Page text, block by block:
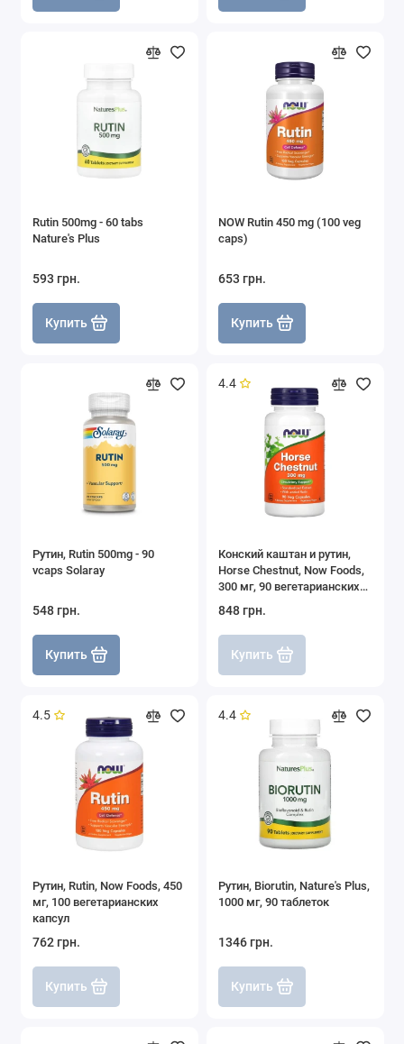
Rutin 500mg - 60 tabs
Nature's Plus
593 грн.
Купить
NOW Rutin 450 mg (100 veg
caps)
653 грн.
Купить
Рутин, Rutin 500mg - 90
vcaps Solaray
548 грн.
Купить
4.4
Конский каштан и рутин,
Horse Chestnut, Now Foods,
300 мг, 90 вегетарианских
848 грн.
Купить
4.5
Рутин, Rutin, Now Foods, 450
мг, 100 вегетарианских
капсул
762 грн.
Купить
4.4
Рутин, Biorutin, Nature's Plus,
1000 мг, 90 таблеток
1346 грн.
Купить